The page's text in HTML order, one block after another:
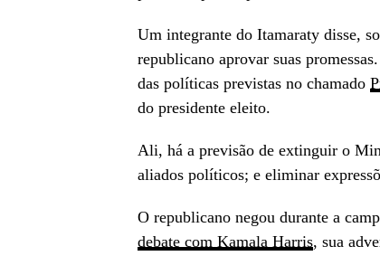
Um integrante do Itamaraty disse,
republicano aprovar suas
das políticas previstas no chamado
do presidente eleito.
Ali, há a previsão de extinguir o
aliados políticos; e eliminar
O republicano negou durante a
debate com Kamala Harris, sua